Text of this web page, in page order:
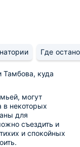
Где
Тамбова, куда
могут
в некоторых
для
съездить и
и спокойных